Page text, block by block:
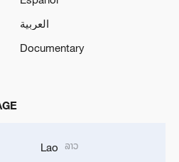
العربية
Documentary
Lao ລາວ